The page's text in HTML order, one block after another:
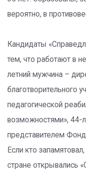
вероятно, в
Кандидаты
тем, что работают в
летний мужчина –
благотворительного
педагогической
возможностями», 44-
представителем
Если кто
стране открывались